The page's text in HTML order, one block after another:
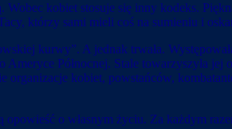
Wobec kobiet stosuje się inny kodeks.
którzy sami mieli coś na sumieniu i
kurwy”. A jednak trwała.
Północnej. Stale towarzyszyła
kobiet, powstańców,
o własnym życiu. Za każdym